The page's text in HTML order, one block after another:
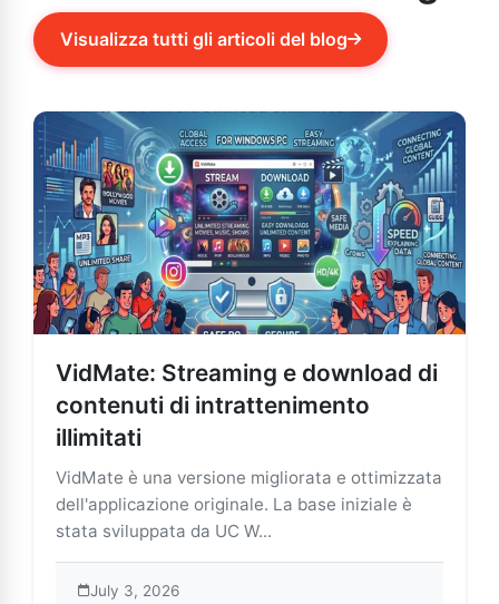
Visualizza tutti gli articoli del blog
VidMate: Streaming e download di
contenuti di intrattenimento
illimitati
VidMate è una versione migliorata e ottimizzata
dell'applicazione originale. La base iniziale è
stata sviluppata da UC W...
July 3, 2026